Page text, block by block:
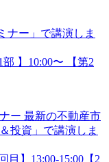
ナー」で講演しま
】10:00〜 【第2
ー 最新の不動産市
投資」で講演しま
目】13:00-15:00【2